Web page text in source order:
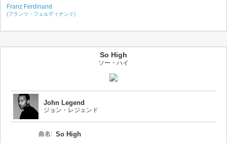
Franz Ferdinand
(フランツ・フェルディナンド)
So High
ソー・ハイ
John Legend
ジョン・レジェンド
曲名: So High